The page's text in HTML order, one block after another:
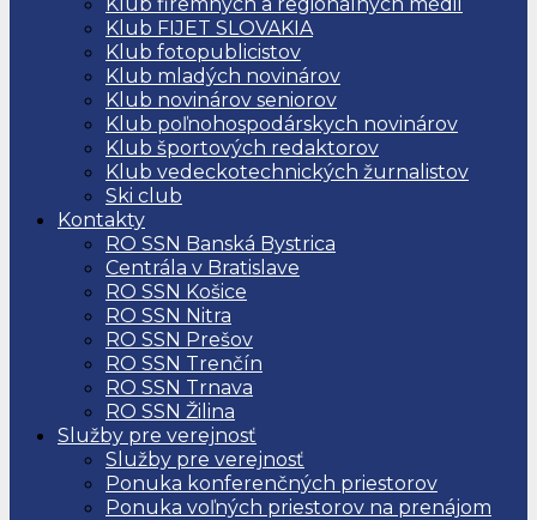
Klub FIJET SLOVAKIA
Klub fotopublicistov
Klub mladých novinárov
Klub novinárov seniorov
Klub poľnohospodárskych novinárov
Klub športových redaktorov
Klub vedeckotechnických žurnalistov
Ski club
Kontakty
RO SSN Banská Bystrica
Centrála v Bratislave
RO SSN Košice
RO SSN Nitra
RO SSN Prešov
RO SSN Trenčín
RO SSN Trnava
RO SSN Žilina
Služby pre verejnosť
Služby pre verejnosť
Ponuka konferenčných priestorov
Ponuka voľných priestorov na prenájom